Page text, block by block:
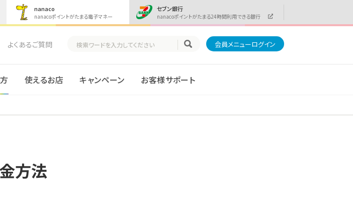
nanaco
nanacoポイントがたまる電子マネー
セブン銀行
nanacoポイントがたまる24時間利用できる銀行
よくあるご質問 会員メニューログイン
使えるお店 キャンペーン お客様サポート
方法